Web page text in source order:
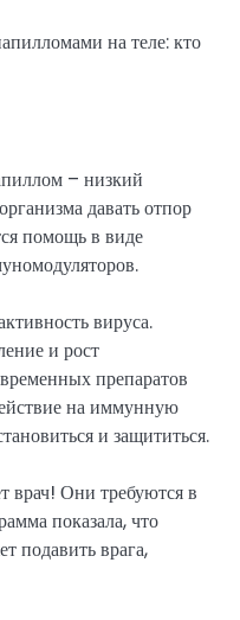
– низкий
давать отпор
помощь в виде
вируса.
и рост
препаратов
на иммунную
и защититься.
врач! Они требуются в
показала, что
подавить врага,